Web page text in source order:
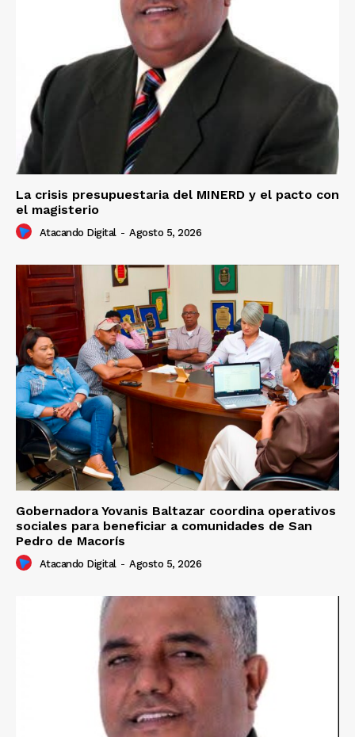
La crisis presupuestaria del MINERD y el pacto con
el magisterio
Atacando Digital - Agosto 5, 2026
Gobernadora Yovanis Baltazar coordina operativos
sociales para beneficiar a comunidades de San
Pedro de Macorís
Atacando Digital - Agosto 5, 2026